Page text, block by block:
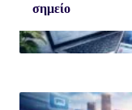
σημείο